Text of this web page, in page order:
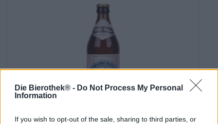
Die Bierothek® - Do Not Process My Personal
Information
If you wish to opt-out of the sale, sharing to third parties, or